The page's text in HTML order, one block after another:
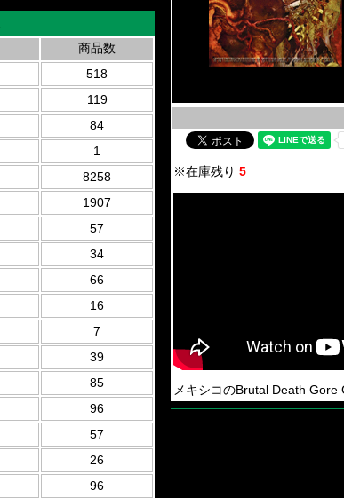
商品数
518
119
84
1
8258
1907
57
34
66
16
7
39
85
96
57
26
96
※在庫残り 5
メキシコのBrutal Death